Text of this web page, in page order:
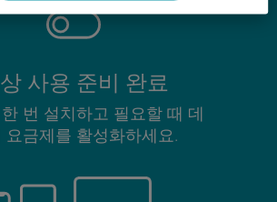
사용 준비 완료
번 설치하고 필요할 때 데
요금제를 활성화하세요.